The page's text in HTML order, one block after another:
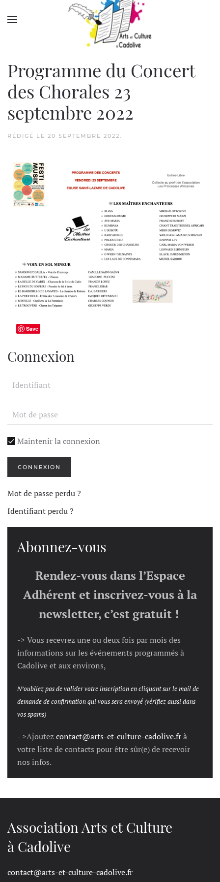
Accéder au contenu principal
Programme du Concert
des Chorales 23
septembre 2022
RÉDIGÉ LE 20 SEPTEMBRE 2022 .
Save
Connexion
Maintenir la connexion
CONNEXION
Mot de passe perdu ?
Identifiant perdu ?
Abonnez-vous
Rendez-vous dans l’Espace
Adhérent et inscrivez-vous à la
newsletter, c’est gratuit !
-> Vous recevrez une ou deux fois par mois des
informations sur les événements programmés à
Cadolive et aux environs,
N’oubliez pas de valider votre inscription en cliquant sur le mail de
demande de confirmation qui vous sera envoyé (vérifiez aussi dans
vos spams)
- >Ajoutez contact@arts-et-culture-cadolive.frà
votre liste de contacts pour être sûr(e) de recevoir
nos infos.
Association Arts et Culture
à Cadolive
contact@arts-et-culture-cadolive.fr